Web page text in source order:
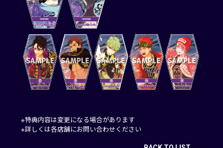
※特典内容は変更になる場合があります
※詳しくは各店舗にお問い合わせください